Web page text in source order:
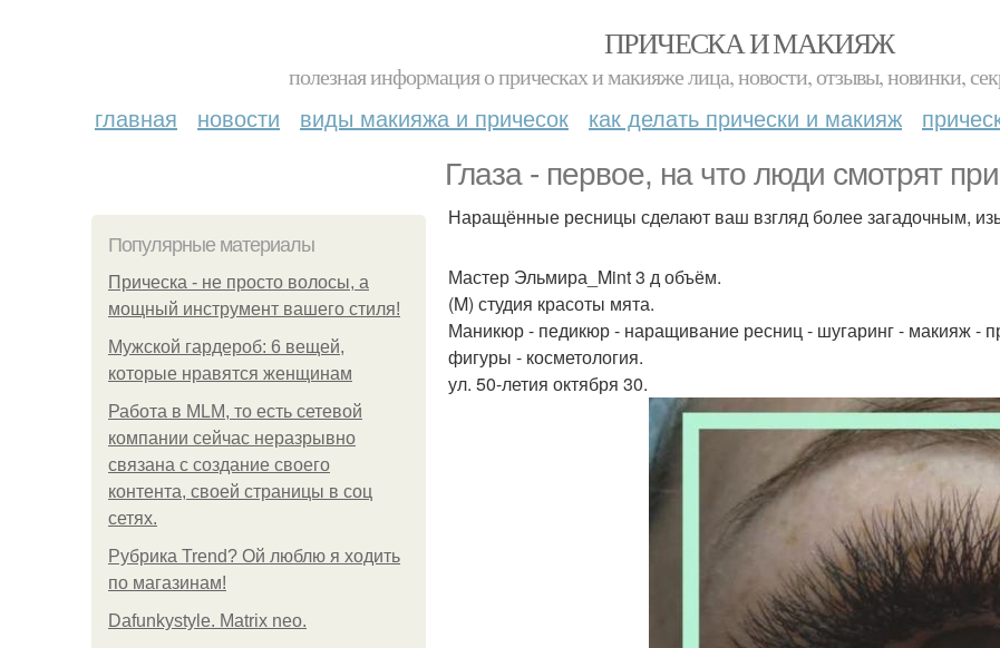
ПРИЧЕСКА И МАКИЯЖ
полезная информация о прическах и макияже лица, новости, отзывы, новинки,
главная новости виды макияжа и причесок как делать прически и макияж
Глаза - первое, на что люди смотрят
Популярные материалы
Прическа - не просто волосы, а
мощный инструмент вашего стиля!
Мужской гардероб: 6 вещей,
которые нравятся женщинам
Работа в MLM, то есть сетевой
компании сейчас неразрывно
связана с создание своего
контента, своей страницы в соц
сетях.
Рубрика Trend? Ой люблю я ходить
по магазинам!
Dafunkystyle. Matrix neo.
Наращённые ресницы сделают ваш взгляд более загадочным,
Мастер Эльмира_Mint 3 д объём.
(M) студия красоты мята.
Маникюр - педикюр - наращивание ресниц - шугаринг - макияж -
фигуры - косметология.
ул. 50-летия октября 30.